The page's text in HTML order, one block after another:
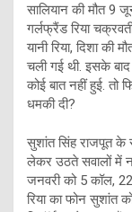
सालियान की मौत 9
गर्लफ्रैंड रिया
यानी रिया, दिशा
चली गई थी. इसके
कोई बात नहीं हुई.
धमकी दी?
सुशांत सिंह राजपूत
लेकर उठते सवालों में
जनवरी को 5 कॉल,
रिया का फोन सुशांत